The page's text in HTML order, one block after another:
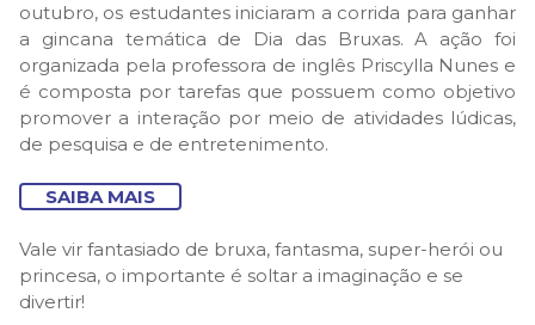
outubro, os estudantes iniciaram a corrida para ganhar
a gincana temática de Dia das Bruxas. A ação foi
organizada pela professora de inglês Priscylla Nunes e
é composta por tarefas que possuem como objetivo
promover a interação por meio de atividades lúdicas,
de pesquisa e de entretenimento.
SAIBA MAIS
Vale vir fantasiado de bruxa, fantasma, super-herói ou
princesa, o importante é soltar a imaginação e se
divertir!